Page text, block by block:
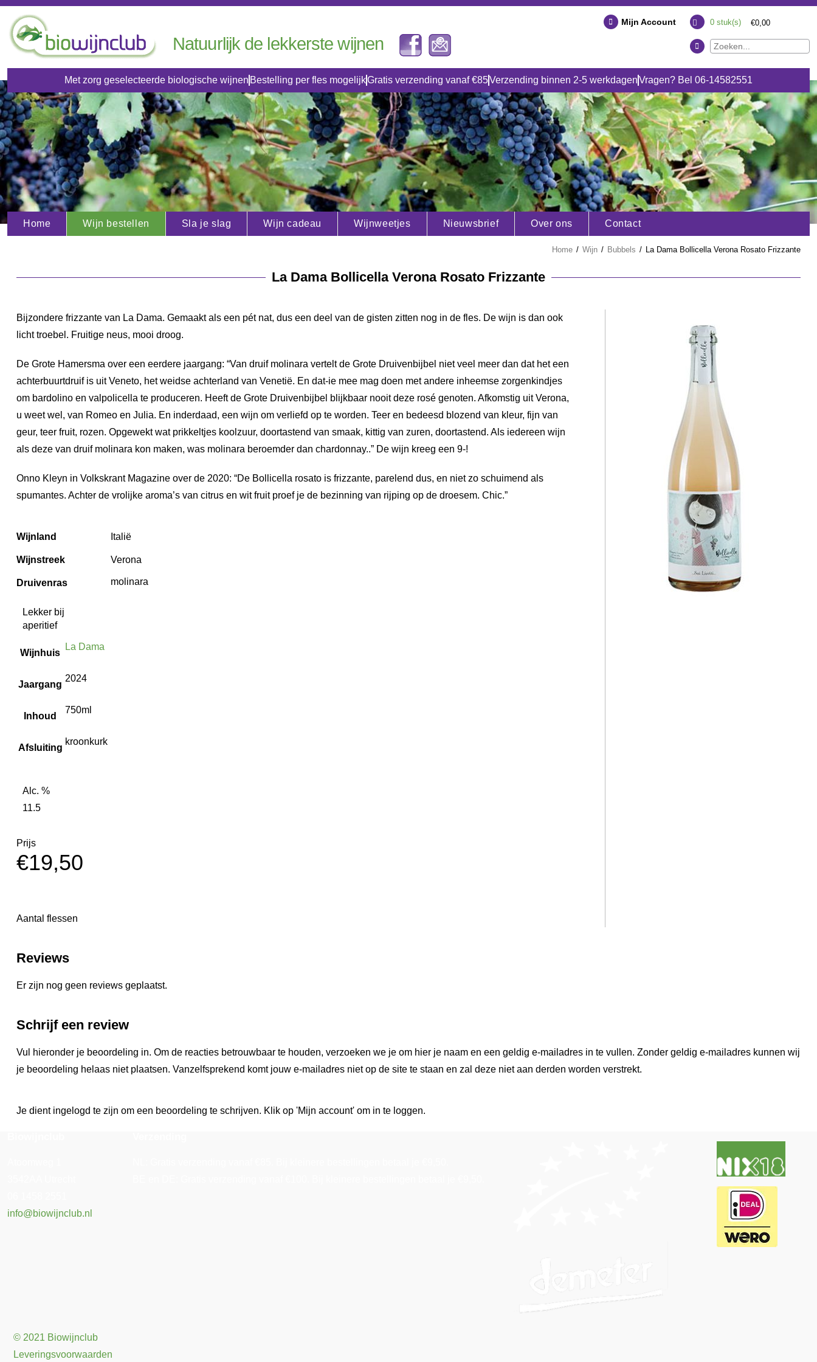
Natuurlijk de lekkerste wijnen
Mijn Account 0 stuk(s) €0,00
Met zorg geselecteerde biologische wijnen Bestelling per fles mogelijkGratis verzending vanaf €85Verzending binnen 2-5 werkdagenVragen? Bel 06-14582551
Home Wijn bestellen Sla je slag Wijn cadeau Wijnweetjes Nieuwsbrief Over ons Contact
Home / Wijn / Bubbels / La Dama Bollicella Verona Rosato Frizzante
La Dama Bollicella Verona Rosato Frizzante
Bijzondere frizzante van La Dama. Gemaakt als een pét nat, dus een deel van de gisten zitten nog in de fles. De wijn is dan ook
licht troebel. Fruitige neus, mooi droog.
De Grote Hamersma over een eerdere jaargang: “Van druif molinara vertelt de Grote Druivenbijbel niet veel meer dan dat het een
achterbuurtdruif is uit Veneto, het weidse achterland van Venetië. En dat-ie mee mag doen met andere inheemse zorgenkindjes
om bardolino en valpolicella te produceren. Heeft de Grote Druivenbijbel blijkbaar nooit deze rosé genoten. Afkomstig uit Verona,
u weet wel, van Romeo en Julia. En inderdaad, een wijn om verliefd op te worden. Teer en bedeesd blozend van kleur, fijn van
geur, teer fruit, rozen. Opgewekt wat prikkeltjes koolzuur, doortastend van smaak, kittig van zuren, doortastend. Als iedereen wijn
als deze van druif molinara kon maken, was molinara beroemder dan chardonnay..” De wijn kreeg een 9-!
Onno Kleyn in Volkskrant Magazine over de 2020: “De Bollicella rosato is frizzante, parelend dus, en niet zo schuimend als
spumantes. Achter de vrolijke aroma’s van citrus en wit fruit proef je de bezinning van rijping op de droesem. Chic.”
Wijnland Italië
Wijnstreek Verona
Druivenras molinara
Lekker bij
aperitief
Wijnhuis
La Dama
Jaargang
2024
Inhoud
750ml
Afsluiting
kroonkurk
Alc. %
11.5
Prijs
€19,50
Aantal flessen
Reviews
Er zijn nog geen reviews geplaatst.
Schrijf een review
Vul hieronder je beoordeling in. Om de reacties betrouwbaar te houden, verzoeken we je om hier je naam en een geldig e-mailadres in te vullen. Zonder geldig e-mailadres kunnen wij
je beoordeling helaas niet plaatsen. Vanzelfsprekend komt jouw e-mailadres niet op de site te staan en zal deze niet aan derden worden verstrekt.
Je dient ingelogd te zijn om een beoordeling te schrijven. Klik op 'Mijn account' om in te loggen.
info@biowijnclub.nl
© 2021 Biowijnclub
Leveringsvoorwaarden